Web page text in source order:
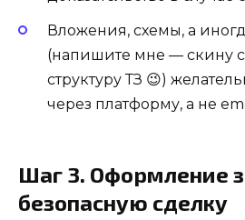
Вложения, схемы, а
(напишите мне — скину
структуру ТЗ 😉)
через платформу, а не
Шаг 3. Оформление
безопасную сделку